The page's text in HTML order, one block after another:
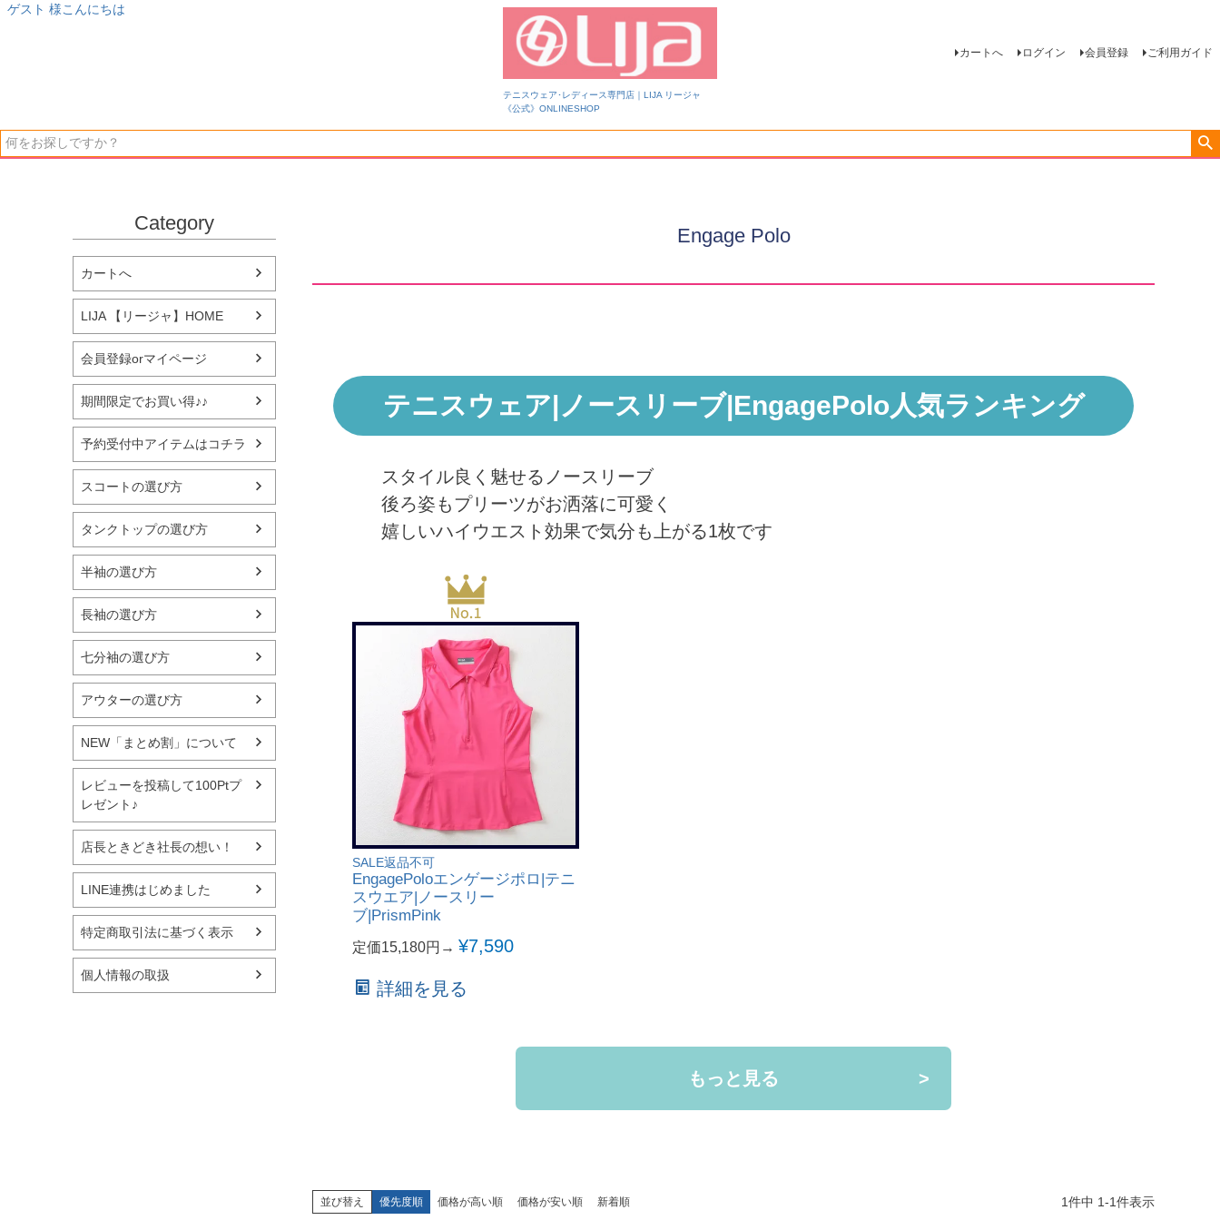
テニスウェア･レディース専門店｜LIJA リージャ
《公式》ONLINESHOP
ゲスト 様こんにちは
カートへ ログイン 会員登録 ご利用ガイド
Category
カートへ
LIJA 【リージャ】HOME
会員登録orマイページ
期間限定でお買い得♪♪
予約受付中アイテムはコチラ
スコートの選び方
タンクトップの選び方
半袖の選び方
長袖の選び方
七分袖の選び方
アウターの選び方
NEW「まとめ割」について
レビューを投稿して100Ptプ
レゼント♪
店長ときどき社長の想い！
LINE連携はじめました
特定商取引法に基づく表示
個人情報の取扱
Engage Polo
テニスウェア|ノースリーブ|EngagePolo人気ランキング
スタイル良く魅せるノースリーブ
後ろ姿もプリーツがお洒落に可愛く
嬉しいハイウエスト効果で気分も上がる1枚です
SALE返品不可
EngagePoloエンゲージポロ|テニ
スウエア|ノースリー
ブ|PrismPink
定価15,180円→ ¥7,590
詳細を見る
もっと見る
並び替え 優先度順 価格が高い順 価格が安い順 新着順 1件中 1-1件表示